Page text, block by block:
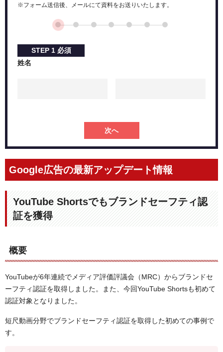
※フォーム送信後、メールにて資料をお送りいたします。
STEP 1 必須
姓名
次へ
Google広告の最新アップデート情報
YouTube Shortsでもブランドセーフティ認
証を獲得
概要
YouTubeが6年連続でメディア評価評議会（MRC）からブランドセ
ーフティ認証を取得しました。また、今回YouTube Shortsも初めて
認証対象となりました。
短尺動画分野でブランドセーフティ認証を取得した初めての事例で
す。